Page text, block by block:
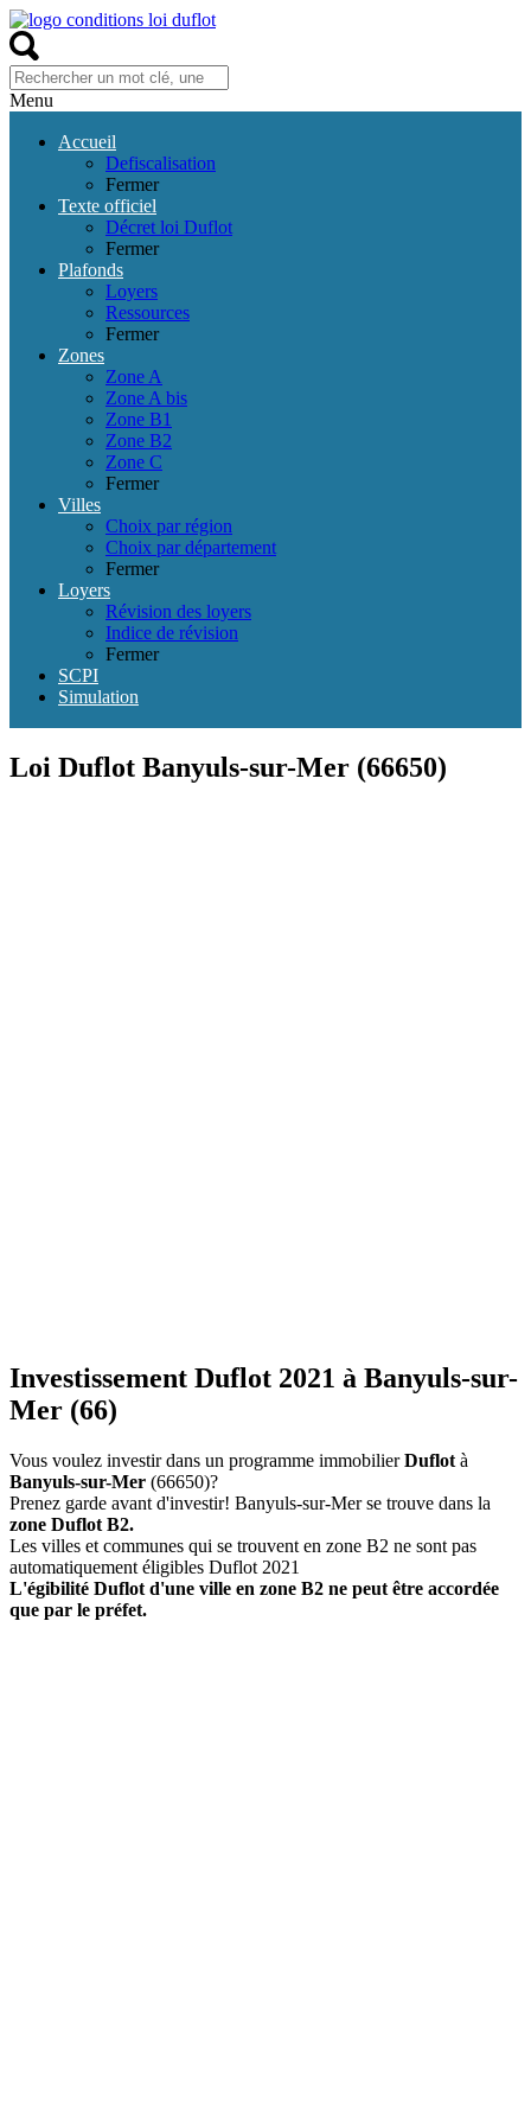
Menu
Accueil
Defiscalisation
Fermer
Texte officiel
Décret loi Duflot
Fermer
Plafonds
Loyers
Ressources
Fermer
Zones
Zone A
Zone A bis
Zone B1
Zone B2
Zone C
Fermer
Villes
Choix par région
Choix par département
Fermer
Loyers
Révision des loyers
Indice de révision
Fermer
SCPI
Simulation
Loi Duflot Banyuls-sur-Mer (66650)
Investissement Duflot 2021 à Banyuls-sur-
Mer (66)
Vous voulez investir dans un programme immobilierDuflot à
Banyuls-sur-Mer (66650)?
Prenez garde avant d'investir! Banyuls-sur-Mer se trouve dans la
zone Duflot B2.
Les villes et communes qui se trouvent en zone B2 ne sont pas
automatiquement éligibles Duflot 2021
L'égibilité Duflot d'une ville en zone B2 ne peut être accordée
que par le préfet.